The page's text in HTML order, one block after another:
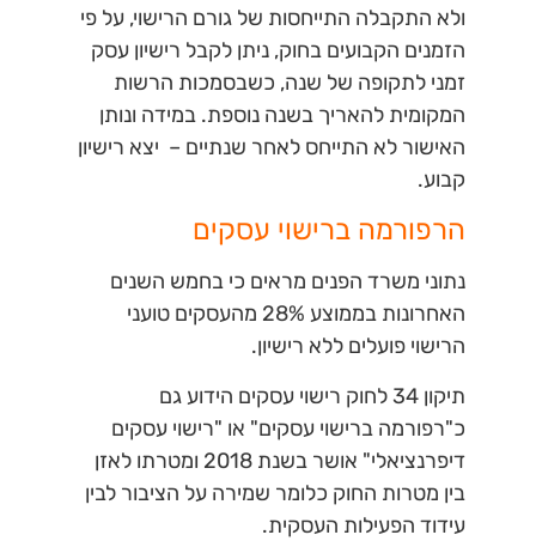
ולא התקבלה התייחסות של גורם הרישוי, על פי
הזמנים הקבועים בחוק, ניתן לקבל רישיון עסק
זמני לתקופה של שנה, כשבסמכות הרשות
המקומית להאריך בשנה נוספת. במידה ונותן
האישור לא התייחס לאחר שנתיים – יצא רישיון
קבוע.
הרפורמה ברישוי עסקים
נתוני משרד הפנים מראים כי בחמש השנים
האחרונות בממוצע 28% מהעסקים טועני
הרישוי פועלים ללא רישיון.
תיקון 34 לחוק רישוי עסקים הידוע גם
כ"רפורמה ברישוי עסקים" או "רישוי עסקים
דיפרנציאלי" אושר בשנת 2018 ומטרתו לאזן
בין מטרות החוק כלומר שמירה על הציבור לבין
עידוד הפעילות העסקית.